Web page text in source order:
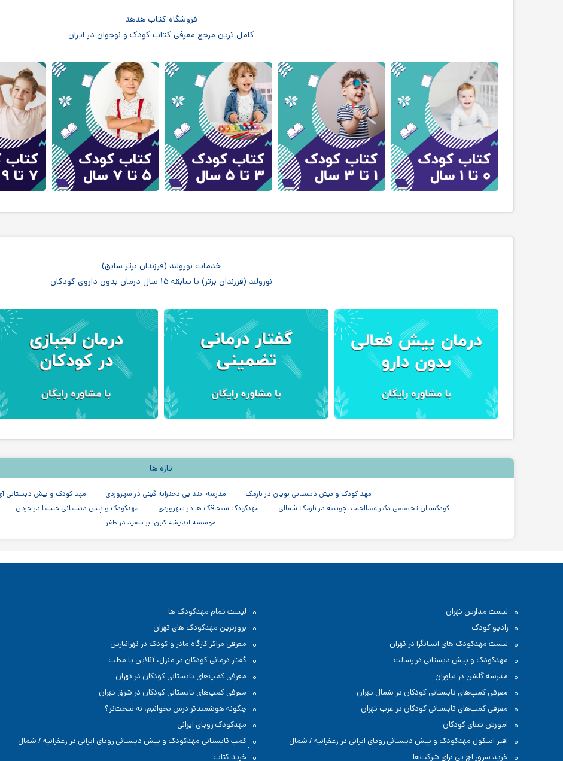
فروشگاه کتاب هدهد
کامل ترین مرجع معرفی کتاب کودک و نوجوان در ایران
خدمات نورولند (فرزندان برتر سابق)
نورولند (فرزندان برتر) با سابقه ۱۵ سال درمان بدون داروی کودکان
تازه ها
مهد کودک و پیش دبستانی نویان در نارمک مدرسه ابتدایی دخترانه گیتی در سهروردی
مهد کودک و پیش دبستانی
کودکستان تخصصی دکتر عبدالحمید چوبینه در نارمک شمالی
مهدکودک سنجاقک ها در سهروردی مهدکودک و پیش دبستانی چیستا در جردن
موسسه اندیشه کیان ابر سفید در ظفر
لیست مدارس تهران
لیست تمام مهدکودک ها
رادیو کودک
بروزترین مهدکودک های تهران
لیست مهدکودک های انسانگرا در تهران
معرفی مراکز کارگاه مادر و کودک در تهرانپارس
مهدکودک و پیش دبستانی در رسالت
گفتار درمانی کودکان در منزل، آنلاین یا مطب
مدرسه گلشن در نیاوران
معرفی کمپ‌های تابستانی کودکان در تهران
معرفی کمپ‌های تابستانی کودکان در شمال تهران
معرفی کمپ‌های تابستانی کودکان در شرق تهران
معرفی کمپ‌های تابستانی کودکان در غرب تهران
چگونه هوشمندتر درس بخوانیم، نه سخت‌تر؟
اموزش شنای کودکان
مهدکودک رویای ایرانی
افتر اسکول مهدکودک و پیش دبستانی رویای ایرانی در زعفرانیه / شمال
تهران
کمپ تابستانی مهدکودک و پیش دبستانی رویای ایرانی در زعفرانیه / شمال
تهران
خرید سرور اچ پی برای شرکت‌ها خرید کتاب